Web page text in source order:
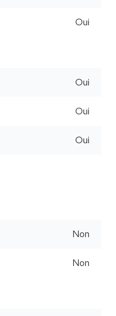
Oui
Oui
Oui
Oui
Non
Non